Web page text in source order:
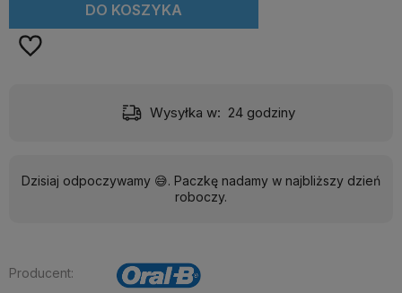
DO KOSZYKA
Dostawa: Darmowa
Dzisiaj odpoczywamy 😅. Paczkę nadamy w najbliższy dzień
roboczy.
Producent: